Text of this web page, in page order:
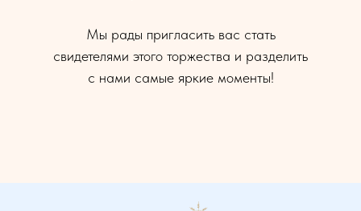
Мы рады пригласить вас стать
свидетелями этого торжества и разделить
с нами самые яркие моменты!